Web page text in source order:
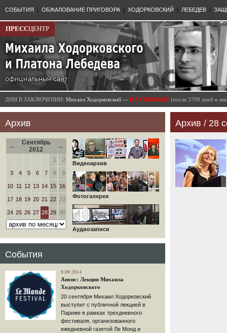
СОБЫТИЯ | ОБЖАЛОВАНИЕ ПРИГОВОРА | ХОДОРКОВСКИЙ | ЛЕБЕДЕВ |
ПРЕССЦЕНТР
ДНИ В ЗАКЛЮЧЕНИИ: Михаил Ходорковский — НА СВОБОДЕ! (после 3709 дней в
Архив
←
Сентябрь
2012
→
1 2
3 4 5 6 7 8 9
10 11 12 13 14 15 16
17 18 19 20 21 22 23
24 25 26 27 28 29 30
Видеоархив
Фотогалерея
Аудиозаписи
События
9.09.2014
Анонс: Лекция Михаила
Ходорковского
20 сентября Михаил Ходорковский
выступит с публичной лекцией в
Париже в рамках трехдневного
фестиваля, организованного
ежедневной газетой Ле Монд и
Архив / 28